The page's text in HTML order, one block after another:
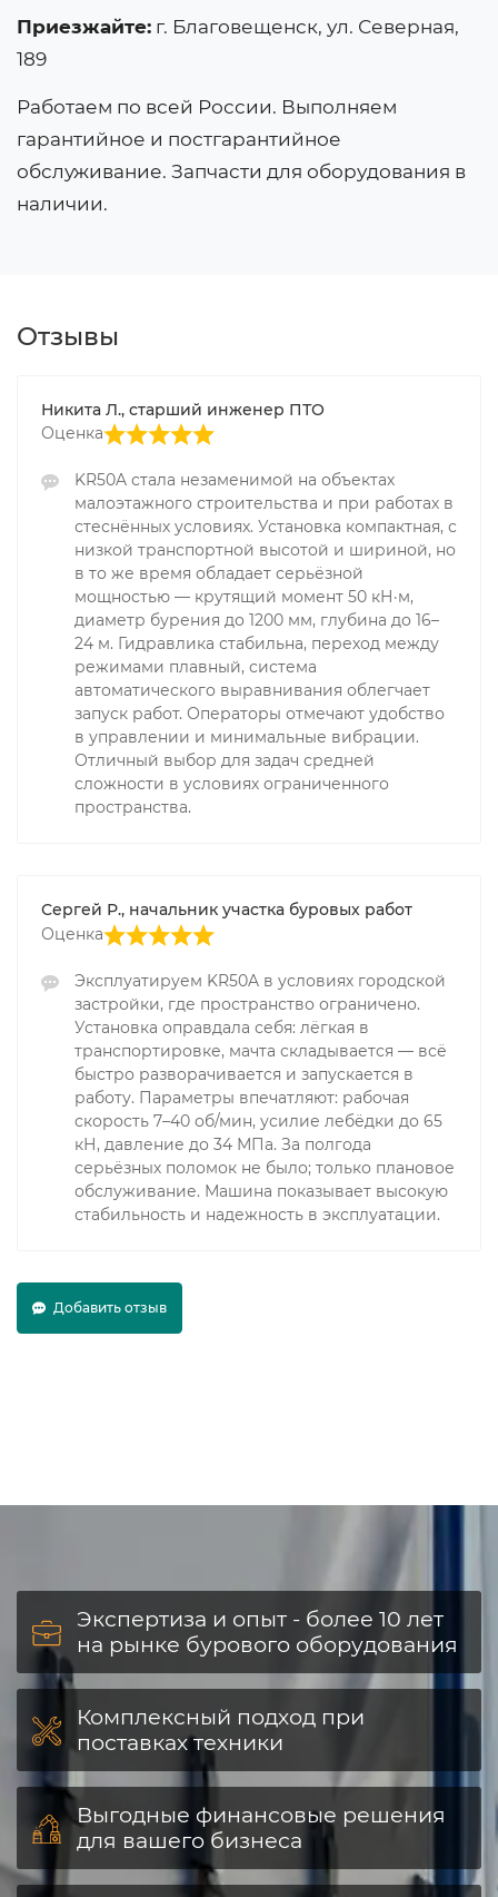
Приезжайте: г. Благовещенск, ул. Северная,
189
Работаем по всей России. Выполняем
гарантийное и постгарантийное
обслуживание. Запчасти для оборудования в
наличии.
Отзывы
Никита Л., старший инженер ПТО
Оценка
KR50A стала незаменимой на объектах
малоэтажного строительства и при работах в
стеснённых условиях. Установка компактная, с
низкой транспортной высотой и шириной, но
в то же время обладает серьёзной
мощностью — крутящий момент 50 кН·м,
диаметр бурения до 1200 мм, глубина до 16–
24 м. Гидравлика стабильна, переход между
режимами плавный, система
автоматического выравнивания облегчает
запуск работ. Операторы отмечают удобство
в управлении и минимальные вибрации.
Отличный выбор для задач средней
сложности в условиях ограниченного
пространства.
Сергей Р., начальник участка буровых работ
Оценка
Эксплуатируем KR50A в условиях городской
застройки, где пространство ограничено.
Установка оправдала себя: лёгкая в
транспортировке, мачта складывается — всё
быстро разворачивается и запускается в
работу. Параметры впечатляют: рабочая
скорость 7–40 об/мин, усилие лебёдки до 65
кН, давление до 34 МПа. За полгода
серьёзных поломок не было; только плановое
обслуживание. Машина показывает высокую
стабильность и надежность в эксплуатации.
Добавить отзыв
Экспертиза и опыт - более 10 лет
на рынке бурового оборудования
Комплексный подход при
поставках техники
Выгодные финансовые решения
для вашего бизнеса